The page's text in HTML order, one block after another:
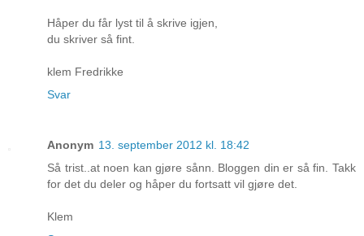
Håper du får lyst til å skrive igjen,
du skriver så fint.
klem Fredrikke
Svar
Anonym 13. september 2012 kl. 18:42
Så trist..at noen kan gjøre sånn. Bloggen din er så fin. Takk
for det du deler og håper du fortsatt vil gjøre det.
Klem